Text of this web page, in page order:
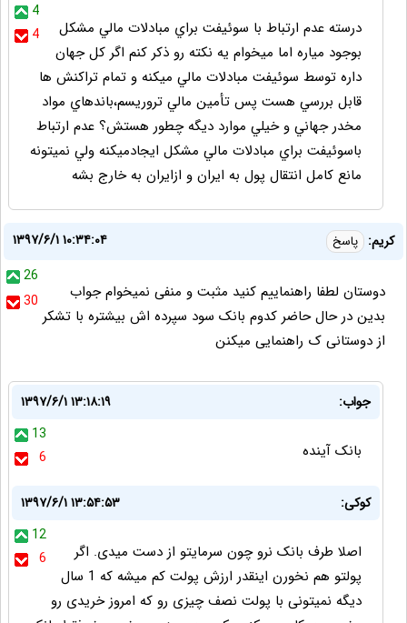
4
4
درسته عدم ارتباط با سوئيفت براي مبادلات مالي مشكل
بوجود مياره اما ميخوام يه نكته رو ذكر كنم اگر كل جهان
داره توسط سوئيفت مبادلات مالي ميكنه و تمام تراكنش ها
قابل بررسي هست پس تأمين مالي تروريسم،باندهاي مواد
مخدر جهاني و خيلي موارد ديگه چطور هستش؟ عدم ارتباط
باسوئيفت براي مبادلات مالي مشكل ايجادميكنه ولي نميتونه
مانع كامل انتقال پول به ايران و ازايران به خارج بشه
کریم: پاسخ
۱۳۹۷/۶/۱ ۱۰:۳۴:۰۴
26
30
دوستان لطفا راهنماییم کنید مثبت و منفی نمیخوام جواب
بدین در حال حاضر کدوم بانک سود سپرده اش بیشتره با تشکر
از دوستانی ک راهنمایی میکنن
جواب:
۱۳۹۷/۶/۱ ۱۳:۱۸:۱۹
13
6
بانک آینده
کوکی:
۱۳۹۷/۶/۱ ۱۳:۵۴:۵۳
12
6
اصلا طرف بانک نرو چون سرمایتو از دست میدی. اگر
پولتو هم نخورن اینقدر ارزش پولت کم میشه که 1 سال
دیگه نمیتونی با پولت نصف چیزی رو که امروز خریدی رو